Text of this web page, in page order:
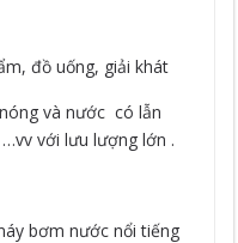
đồ uống, giải khát
và nước có lẫn
với lưu lượng lớn .
bơm nước nổi tiếng